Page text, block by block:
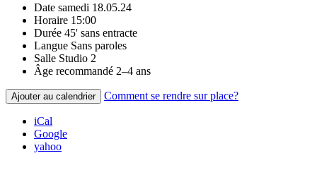
Date samedi 18.05.24
Horaire 15:00
Durée 45' sans entracte
Langue Sans paroles
Salle Studio 2
Âge recommandé 2–4 ans
Ajouter au calendrier Comment se rendre sur place?
iCal
Google
yahoo